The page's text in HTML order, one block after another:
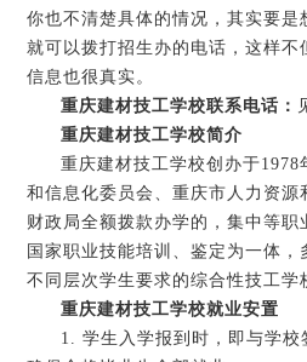
你也不清楚具体的情况，其实要是
就可以拨打招生办的电话，这样不
信息也很真实。
重庆建材技工学校联系电话：
重庆建材技工学校简介
重庆建材技工学校创办于
和信息化委员会、重庆市人力资源
财政局全额拨款办学的，集中等职
国家职业技能培训、鉴定为一体，
不同层次学生要求的综合性技工学
重庆建材技工学校就业安置
1. 学生入学报到时，即与学校